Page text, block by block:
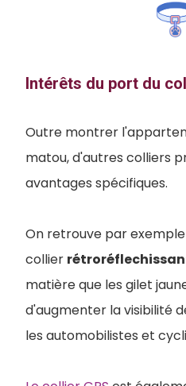
Intérêts du port du
Outre montrer
matou, d'autres colliers
avantages spécifiques.
On retrouve par
collier
matière que les gilet
d'augmenter la visibilité
les automobilistes et